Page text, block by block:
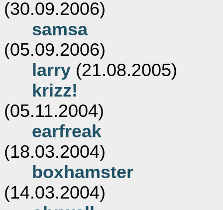
(30.09.2006)
samsa
(05.09.2006)
larry (21.08.2005)
krizz!
(05.11.2004)
earfreak
(18.03.2004)
boxhamster
(14.03.2004)